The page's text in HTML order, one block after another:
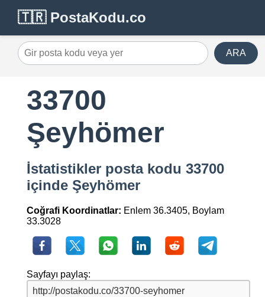
🇹🇷 PostaKodu.co
ARA
33700
Şeyhömer
İstatistikler posta kodu 33700
içinde Şeyhömer
Coğrafi Koordinatlar: Enlem 36.3405, Boylam
33.3028
Sayfayı paylaş: